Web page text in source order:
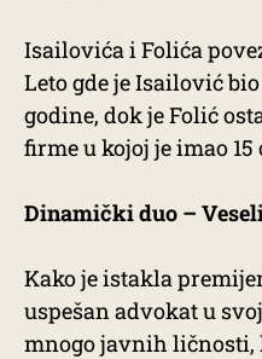
Isailovića i Folića
Leto gde je Isailović
godine, dok je Folić
firme u kojoj je imao
Dinamički duo –
Kako je istakla
uspešan advokat u
mnogo javnih ličnosti,